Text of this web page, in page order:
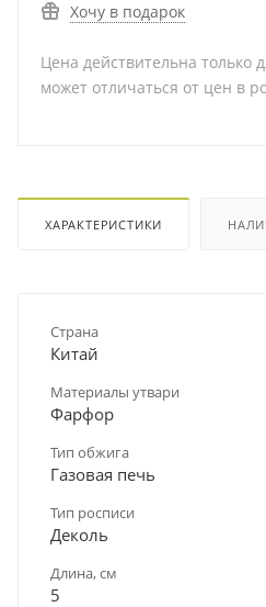
Хочу в подарок
Цена действительна только
может отличаться от цен в
ХАРАКТЕРИСТИКИ
Страна
Китай
Материалы утвари
Фарфор
Тип обжига
Газовая печь
Тип росписи
Деколь
Длина, см
5